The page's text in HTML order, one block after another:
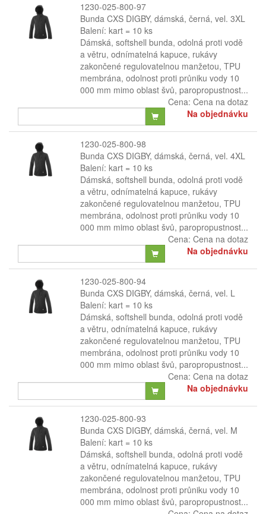
1230-025-800-97
Bunda CXS DIGBY, dámská, černá, vel. 3XL
Balení: kart = 10 ks
Dámská, softshell bunda, odolná proti vodě
a větru, odnímatelná kapuce, rukávy
zakončené regulovatelnou manžetou, TPU
membrána, odolnost proti průniku vody 10
000 mm mimo oblast švů, paropropustnost...
Cena: Cena na dotaz
Na objednávku
1230-025-800-98
Bunda CXS DIGBY, dámská, černá, vel. 4XL
Balení: kart = 10 ks
Dámská, softshell bunda, odolná proti vodě
a větru, odnímatelná kapuce, rukávy
zakončené regulovatelnou manžetou, TPU
membrána, odolnost proti průniku vody 10
000 mm mimo oblast švů, paropropustnost...
Cena: Cena na dotaz
Na objednávku
1230-025-800-94
Bunda CXS DIGBY, dámská, černá, vel. L
Balení: kart = 10 ks
Dámská, softshell bunda, odolná proti vodě
a větru, odnímatelná kapuce, rukávy
zakončené regulovatelnou manžetou, TPU
membrána, odolnost proti průniku vody 10
000 mm mimo oblast švů, paropropustnost...
Cena: Cena na dotaz
Na objednávku
1230-025-800-93
Bunda CXS DIGBY, dámská, černá, vel. M
Balení: kart = 10 ks
Dámská, softshell bunda, odolná proti vodě
a větru, odnímatelná kapuce, rukávy
zakončené regulovatelnou manžetou, TPU
membrána, odolnost proti průniku vody 10
000 mm mimo oblast švů, paropropustnost...